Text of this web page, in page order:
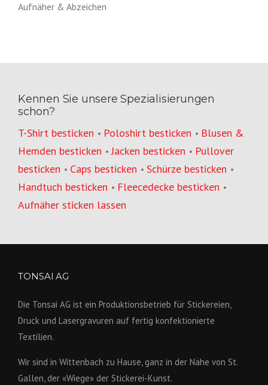
Aufnäher & Abzeichen
Kennen Sie unsere Spezialisierungen
schon?
T-Shirt besticken • Poloshirt besticken • Blusen &
Hemden besticken •Jacken besticken • Pullover
besticken • Caps besticken • Schürze besticken •
Handtuch besticken • Fleecedecke besticken •
Aufnäher sticken lassen
TONSAI AG
Die Tonsai AG ist ein Produktions­betrieb für Stickereien,
Druck und Lasergravuren auf fertig konfek­tionierte
Textilien.
Wir sind in Wittenbach zu Hause, ganz in der Nähe von St.
Gallen, der «Wiege» der Stickerei-Kunst.